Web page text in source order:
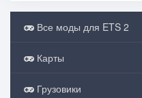
Все моды для ETS 2
Карты
Грузовики